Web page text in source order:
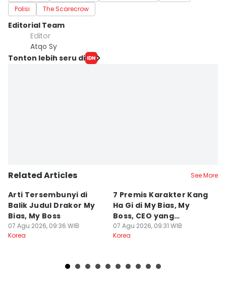
Polisi
The Scarecrow
Editorial Team
Editor
Atqo Sy
Tonton lebih seru di
Related Articles See More
Arti Tersembunyi di
Balik Judul Drakor My
Bias, My Boss
07 Agu 2026, 09:36 WIB
Korea
7 Premis Karakter Kang
Ha Gi di My Bias, My
Boss, CEO yang
Ambisius
07 Agu 2026, 09:31 WIB
Korea